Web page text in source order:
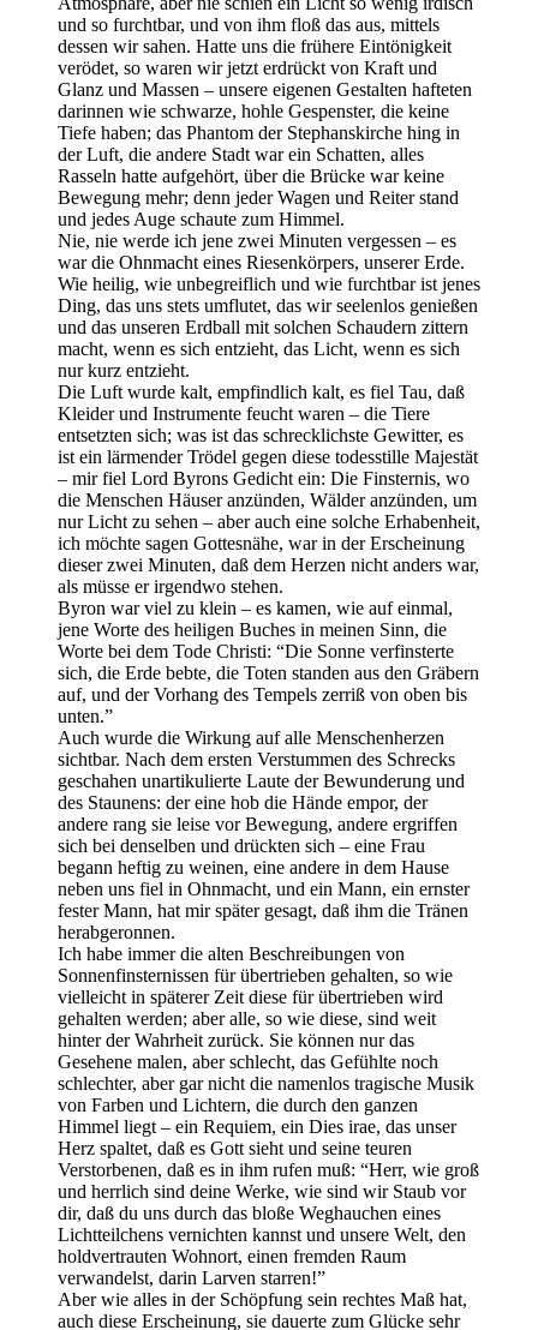
und so furchtbar, und von ihm floß das aus, mittels
dessen wir sahen. Hatte uns die frühere Eintönigkeit
verödet, so waren wir jetzt erdrückt von Kraft und
Glanz und Massen – unsere eigenen Gestalten hafteten
darinnen wie schwarze, hohle Gespenster, die keine
Tiefe haben; das Phantom der Stephanskirche hing in
der Luft, die andere Stadt war ein Schatten, alles
Rasseln hatte aufgehört, über die Brücke war keine
Bewegung mehr; denn jeder Wagen und Reiter stand
und jedes Auge schaute zum Himmel.
Nie, nie werde ich jene zwei Minuten vergessen – es
war die Ohnmacht eines Riesenkörpers, unserer Erde.
Wie heilig, wie unbegreiflich und wie furchtbar ist jenes
Ding, das uns stets umflutet, das wir seelenlos genießen
und das unseren Erdball mit solchen Schaudern zittern
macht, wenn es sich entzieht, das Licht, wenn es sich
nur kurz entzieht.
Die Luft wurde kalt, empfindlich kalt, es fiel Tau, daß
Kleider und Instrumente feucht waren – die Tiere
entsetzten sich; was ist das schrecklichste Gewitter, es
ist ein lärmender Trödel gegen diese todesstille Majestät
– mir fiel Lord Byrons Gedicht ein: Die Finsternis, wo
die Menschen Häuser anzünden, Wälder anzünden, um
nur Licht zu sehen – aber auch eine solche Erhabenheit,
ich möchte sagen Gottesnähe, war in der Erscheinung
dieser zwei Minuten, daß dem Herzen nicht anders war,
als müsse er irgendwo stehen.
Byron war viel zu klein – es kamen, wie auf einmal,
jene Worte des heiligen Buches in meinen Sinn, die
Worte bei dem Tode Christi: “Die Sonne verfinsterte
sich, die Erde bebte, die Toten standen aus den Gräbern
auf, und der Vorhang des Tempels zerriß von oben bis
unten.”
Auch wurde die Wirkung auf alle Menschenherzen
sichtbar. Nach dem ersten Verstummen des Schrecks
geschahen unartikulierte Laute der Bewunderung und
des Staunens: der eine hob die Hände empor, der
andere rang sie leise vor Bewegung, andere ergriffen
sich bei denselben und drückten sich – eine Frau
begann heftig zu weinen, eine andere in dem Hause
neben uns fiel in Ohnmacht, und ein Mann, ein ernster
fester Mann, hat mir später gesagt, daß ihm die Tränen
herabgeronnen.
Ich habe immer die alten Beschreibungen von
Sonnenfinsternissen für übertrieben gehalten, so wie
vielleicht in späterer Zeit diese für übertrieben wird
gehalten werden; aber alle, so wie diese, sind weit
hinter der Wahrheit zurück. Sie können nur das
Gesehene malen, aber schlecht, das Gefühlte noch
schlechter, aber gar nicht die namenlos tragische Musik
von Farben und Lichtern, die durch den ganzen
Himmel liegt – ein Requiem, ein Dies irae, das unser
Herz spaltet, daß es Gott sieht und seine teuren
Verstorbenen, daß es in ihm rufen muß: “Herr, wie groß
und herrlich sind deine Werke, wie sind wir Staub vor
dir, daß du uns durch das bloße Weghauchen eines
Lichtteilchens vernichten kannst und unsere Welt, den
holdvertrauten Wohnort, einen fremden Raum
verwandelst, darin Larven starren!”
Aber wie alles in der Schöpfung sein rechtes Maß hat,
auch diese Erscheinung, sie dauerte zum Glücke sehr